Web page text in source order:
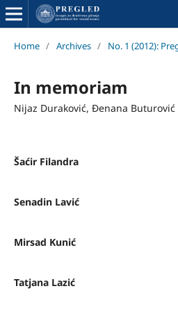
Home / Archives / No. 1 (2012):
In memoriam
Nijaz Duraković, Đenana
Šaćir Filandra
Senadin Lavić
Mirsad Kunić
Tatjana Lazić